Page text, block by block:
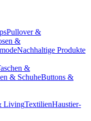
Pullover &
&
Nachhaltige Produkte
&
& SchuheButtons &
LivingTextilienHaustier-